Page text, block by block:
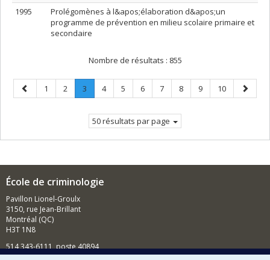
1995
Prolégomènes à l&apos;élaboration d&apos;un
programme de prévention en milieu scolaire primaire et
secondaire
Nombre de résultats : 855
Page
précédente
Page
1 Page
2 Page
3
Page
Page
4 Page
5 Page
6 Page
7 Page
8 Page
9 Page
10
Page
50 résultats par page
École de criminologie
Pavillon Lionel-Groulx
3150, rue Jean-Brillant
Montréal (QC)
H3T 1N8
514 343-6111, poste 40894